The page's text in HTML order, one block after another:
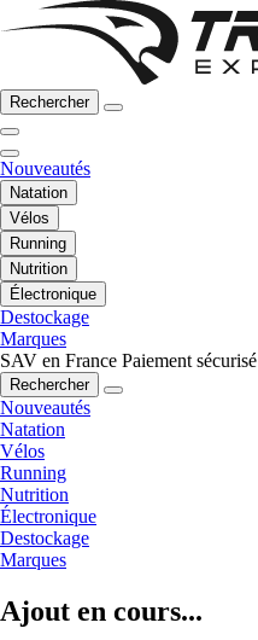
Rechercher
Nouveautés
Natation
Vélos
Running
Nutrition
Électronique
Destockage
Marques
SAV en France Paiement sécurisé
Rechercher
Nouveautés
Natation
Vélos
Running
Nutrition
Électronique
Destockage
Marques
Ajout en cours...